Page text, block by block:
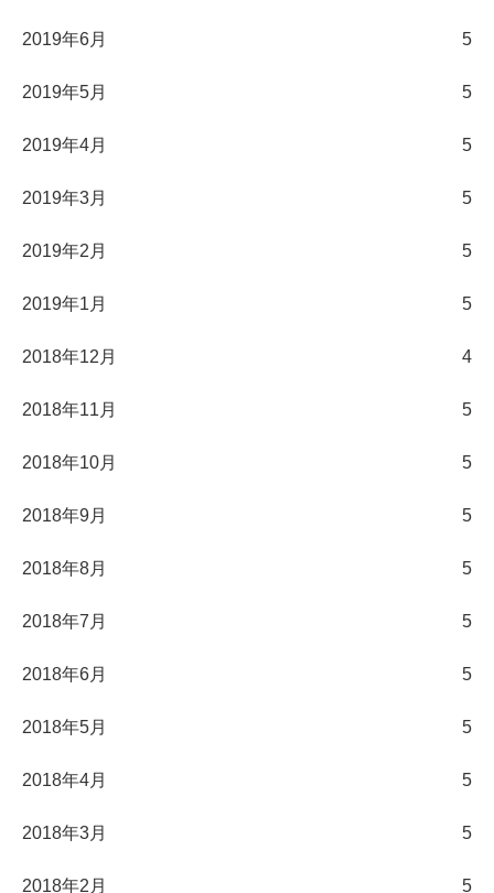
2019年6月 5
2019年5月 5
2019年4月 5
2019年3月 5
2019年2月 5
2019年1月 5
2018年12月 4
2018年11月 5
2018年10月 5
2018年9月 5
2018年8月 5
2018年7月 5
2018年6月 5
2018年5月 5
2018年4月 5
2018年3月 5
2018年2月 5